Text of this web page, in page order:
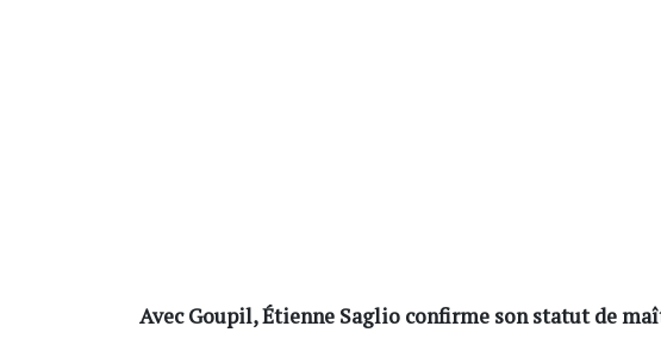
Avec Goupil, Étienne Saglio confirme son statut de